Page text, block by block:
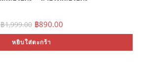
฿1,999.00 Original
price
was:
฿1,999.00.
฿890.00Current
price
is:
หยิบใส่ตะกร้า